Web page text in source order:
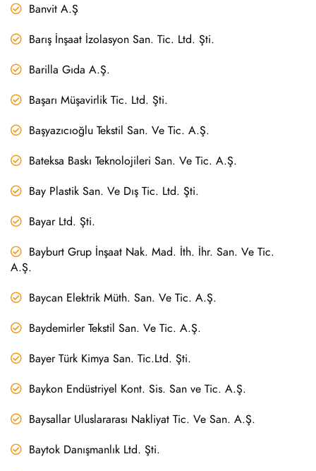
Banvit A.Ş
Barış İnşaat İzolasyon San. Tic. Ltd. Şti.
Barilla Gıda A.Ş.
Başarı Müşavirlik Tic. Ltd. Şti.
Başyazıcıoğlu Tekstil San. Ve Tic. A.Ş.
Bateksa Baskı Teknolojileri San. Ve Tic. A.Ş.
Bay Plastik San. Ve Dış Tic. Ltd. Şti.
Bayar Ltd. Şti.
Bayburt Grup İnşaat Nak. Mad. İth. İhr. San. Ve Tic.
A.Ş.
Baycan Elektrik Müth. San. Ve Tic. A.Ş.
Baydemirler Tekstil San. Ve Tic. A.Ş.
Bayer Türk Kimya San. Tic.Ltd. Şti.
Baykon Endüstriyel Kont. Sis. San ve Tic. A.Ş.
Baysallar Uluslararası Nakliyat Tic. Ve San. A.Ş.
Baytok Danışmanlık Ltd. Şti.